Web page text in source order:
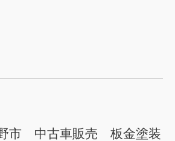
市 中古車販売 板金塗装